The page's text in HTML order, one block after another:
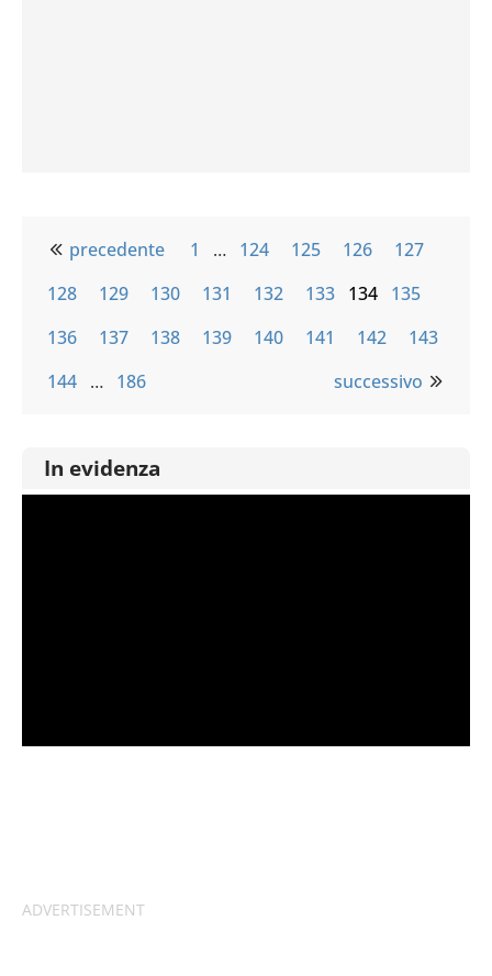
precedente 1 … 124 125 126
127
128
129 130 131 132 133 134 135
136
137 138 139 140 141 142
143
144 … 186 successivo
In evidenza